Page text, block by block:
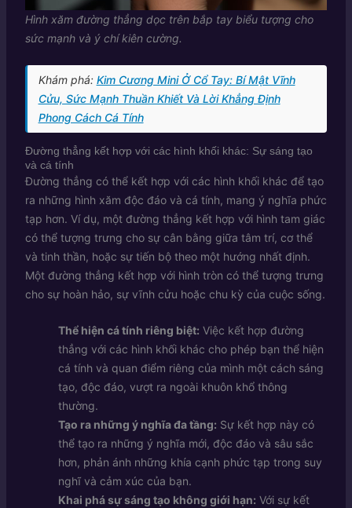
Hình xăm đường thẳng dọc trên bắp tay biểu tượng cho
sức mạnh và ý chí kiên cường.
Khám phá: Kim Cương Mini Ở Cổ Tay: Bí Mật Vĩnh
Cửu, Sức Mạnh Thuần Khiết Và Lời Khẳng Định
Phong Cách Cá Tính
Đường thẳng kết hợp với các hình khối khác: Sự sáng tạo
và cá tính
Đường thẳng có thể kết hợp với các hình khối khác để tạo
ra những hình xăm độc đáo và cá tính, mang ý nghĩa phức
tạp hơn. Ví dụ, một đường thẳng kết hợp với hình tam giác
có thể tượng trưng cho sự cân bằng giữa tâm trí, cơ thể
và tinh thần, hoặc sự tiến bộ theo một hướng nhất định.
Một đường thẳng kết hợp với hình tròn có thể tượng trưng
cho sự hoàn hảo, sự vĩnh cửu hoặc chu kỳ của cuộc sống.
Thể hiện cá tính riêng biệt: Việc kết hợp đường
thẳng với các hình khối khác cho phép bạn thể hiện
cá tính và quan điểm riêng của mình một cách sáng
tạo, độc đáo, vượt ra ngoài khuôn khổ thông
thường.
Tạo ra những ý nghĩa đa tầng: Sự kết hợp này có
thể tạo ra những ý nghĩa mới, độc đáo và sâu sắc
hơn, phản ánh những khía cạnh phức tạp trong suy
nghĩ và cảm xúc của bạn.
Khai phá sự sáng tạo không giới hạn: Với sự kết